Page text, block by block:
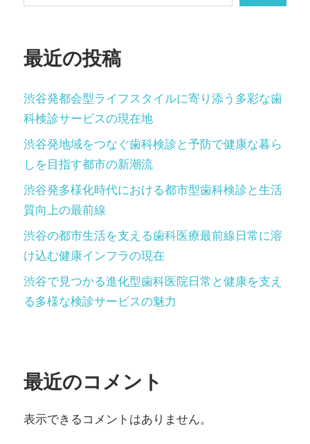
シ
ョ
ン
最近の投稿
渋谷発都会型ライフスタイルに寄り添う多彩な歯
科検診サービスの現在地
渋谷発地域をつなぐ歯科検診と予防で健康な暮ら
しを目指す都市の新潮流
渋谷発多様化時代における都市型歯科検診と生活
質向上の最前線
渋谷の都市生活を支える歯科医療最前線日常に溶
け込む健康インフラの現在
渋谷で見つかる進化型歯科医院日常と健康を支え
る多様な検診サービスの魅力
最近のコメント
表示できるコメントはありません。